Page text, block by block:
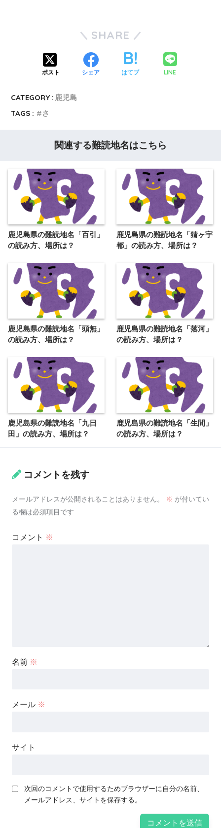
SHARE
ポスト シェア はてブ LINE
CATEGORY : 鹿児島
TAGS :
さ
関連する難読地名はこちら
鹿児島県の難読地名「百引」
の読み方、場所は？
鹿児島県の難読地名「猜ヶ宇
都」の読み方、場所は？
鹿児島県の難読地名「頭無」
の読み方、場所は？
鹿児島県の難読地名「落河」
の読み方、場所は？
鹿児島県の難読地名「九日
田」の読み方、場所は？
鹿児島県の難読地名「生間」
の読み方、場所は？
コメントを残す
メールアドレスが公開されることはありません。 ※ が付いてい
る欄は必須項目です
コメント ※
名前 ※
メール ※
サイト
次回のコメントで使用するためブラウザーに自分の名前、
メールアドレス、サイトを保存する。